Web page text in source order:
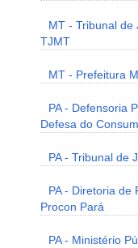
MT - Tribunal de
TJMT
MT - Prefeitura
PA - Defensoria
Defesa do
PA - Tribunal de
PA - Diretoria de
Procon Pará
PA - Ministério